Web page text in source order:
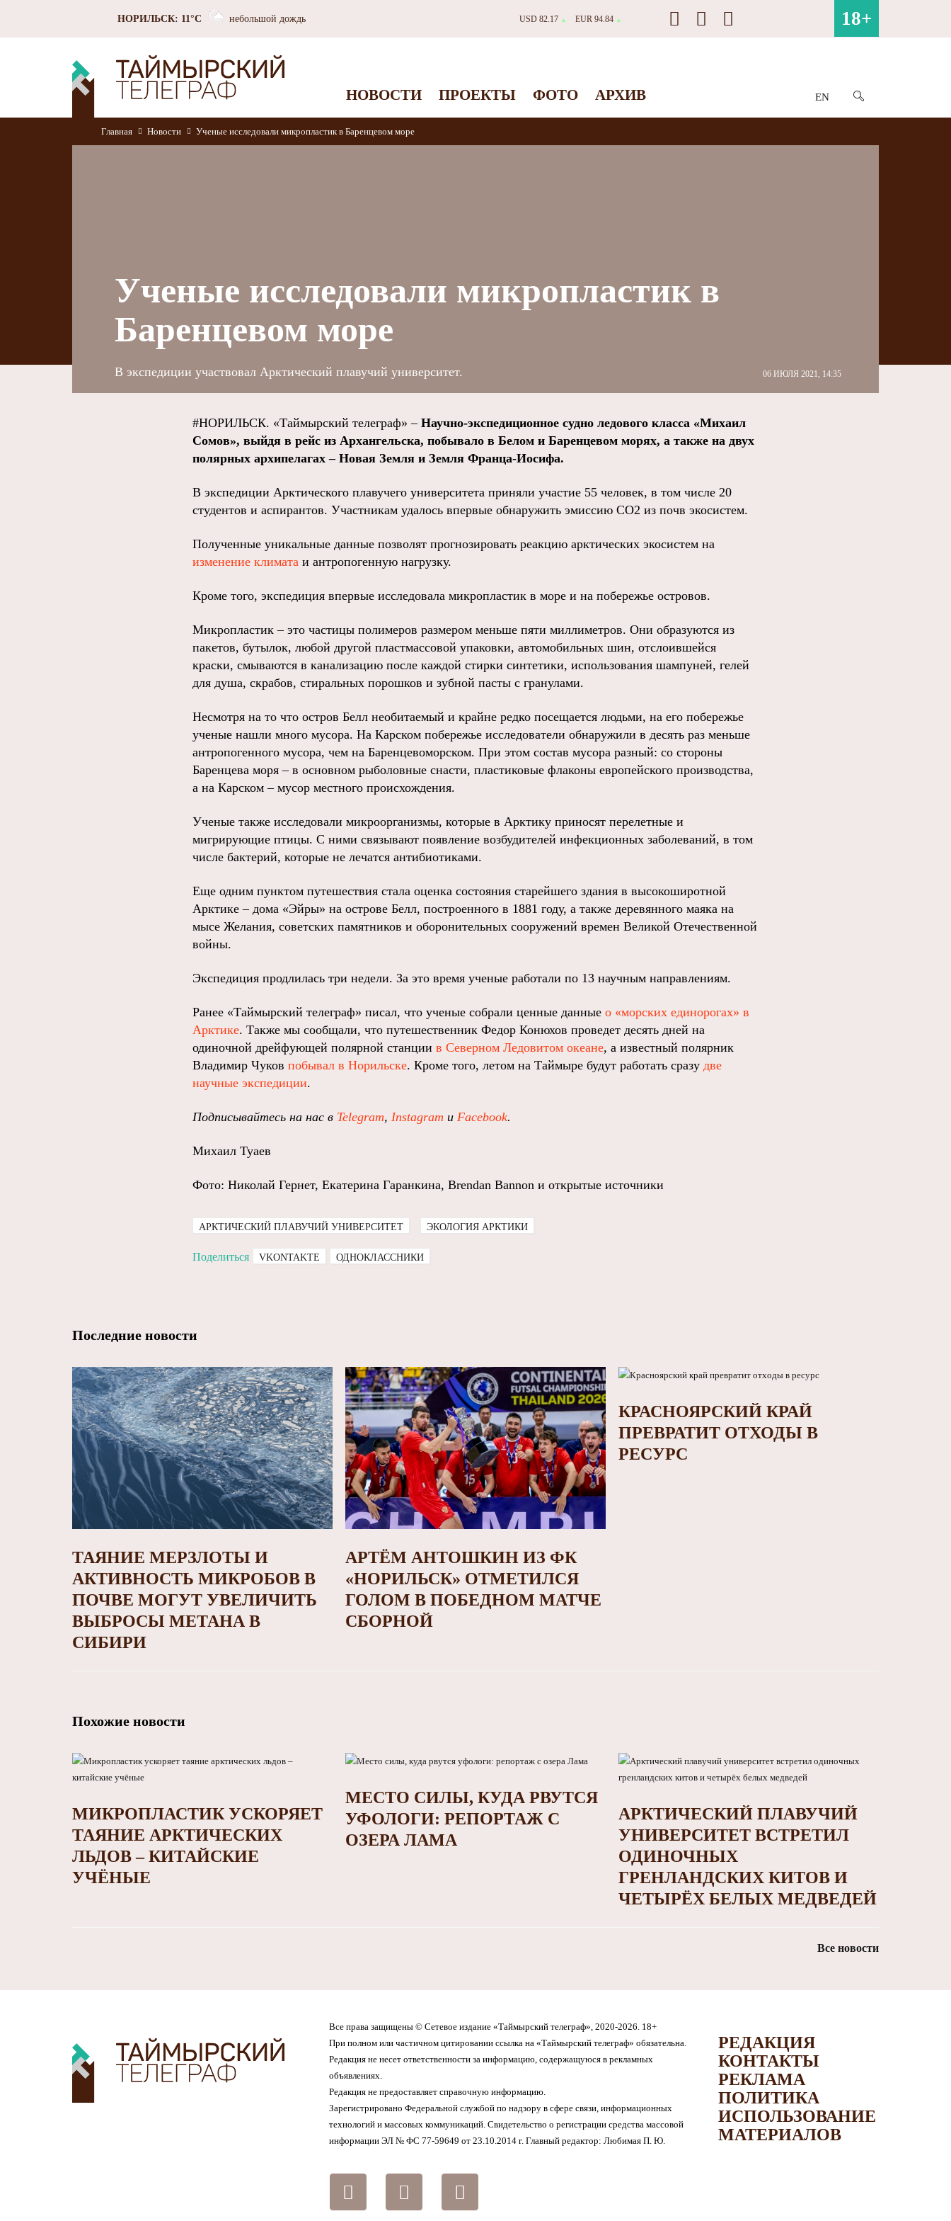
НОРИЛЬСК: 11°C небольшой дождь USD 82.17 ▲ EUR 94.84 ▲ 18+
НОВОСТИ ПРОЕКТЫ ФОТО АРХИВ EN
Главная Новости Ученые исследовали микропластик в Баренцевом море
Ученые исследовали микропластик в
Баренцевом море
06 ИЮЛЯ 2021, 14:35
В экспедиции участвовал Арктический плавучий университет.
#НОРИЛЬСК. «Таймырский телеграф» – Научно-экспедиционное судно ледового класса «Михаил
Сомов», выйдя в рейс из Архангельска, побывало в Белом и Баренцевом морях, а также на двух
полярных архипелагах – Новая Земля и Земля Франца-Иосифа.
В экспедиции Арктического плавучего университета приняли участие 55 человек, в том числе 20
студентов и аспирантов. Участникам удалось впервые обнаружить эмиссию СО2 из почв экосистем.
Полученные уникальные данные позволят прогнозировать реакцию арктических экосистем на
изменение климата и антропогенную нагрузку.
Кроме того, экспедиция впервые исследовала микропластик в море и на побережье островов.
Микропластик – это частицы полимеров размером меньше пяти миллиметров. Они образуются из
пакетов, бутылок, любой другой пластмассовой упаковки, автомобильных шин, отслоившейся
краски, смываются в канализацию после каждой стирки синтетики, использования шампуней, гелей
для душа, скрабов, стиральных порошков и зубной пасты с гранулами.
Несмотря на то что остров Белл необитаемый и крайне редко посещается людьми, на его побережье
ученые нашли много мусора. На Карском побережье исследователи обнаружили в десять раз меньше
антропогенного мусора, чем на Баренцевоморском. При этом состав мусора разный: со стороны
Баренцева моря – в основном рыболовные снасти, пластиковые флаконы европейского производства,
а на Карском – мусор местного происхождения.
Ученые также исследовали микроорганизмы, которые в Арктику приносят перелетные и
мигрирующие птицы. С ними связывают появление возбудителей инфекционных заболеваний, в том
числе бактерий, которые не лечатся антибиотиками.
Еще одним пунктом путешествия стала оценка состояния старейшего здания в высокоширотной
Арктике – дома «Эйры» на острове Белл, построенного в 1881 году, а также деревянного маяка на
мысе Желания, советских памятников и оборонительных сооружений времен Великой Отечественной
войны.
Экспедиция продлилась три недели. За это время ученые работали по 13 научным направлениям.
Ранее «Таймырский телеграф» писал, что ученые собрали ценные данные о «морских единорогах» в
Арктике. Также мы сообщали, что путешественник Федор Конюхов проведет десять дней на
одиночной дрейфующей полярной станции в Северном Ледовитом океане, а известный полярник
Владимир Чуков побывал в Норильске. Кроме того, летом на Таймыре будут работать сразу две
научные экспедиции.
Подписывайтесь на нас в Telegram, Instagram и Facebook.
Михаил Туаев
Фото: Николай Гернет, Екатерина Гаранкина, Brendan Bannon и открытые источники
АРКТИЧЕСКИЙ ПЛАВУЧИЙ УНИВЕРСИТЕТ ЭКОЛОГИЯ АРКТИКИ
Поделиться VKONTAKTE ОДНОКЛАССНИКИ
Последние новости
ТАЯНИЕ МЕРЗЛОТЫ И
АКТИВНОСТЬ МИКРОБОВ В
ПОЧВЕ МОГУТ УВЕЛИЧИТЬ
ВЫБРОСЫ МЕТАНА В
СИБИРИ
АРТЁМ АНТОШКИН ИЗ ФК
«НОРИЛЬСК» ОТМЕТИЛСЯ
ГОЛОМ В ПОБЕДНОМ МАТЧЕ
СБОРНОЙ
КРАСНОЯРСКИЙ КРАЙ
ПРЕВРАТИТ ОТХОДЫ В
РЕСУРС
Похожие новости
МИКРОПЛАСТИК УСКОРЯЕТ
ТАЯНИЕ АРКТИЧЕСКИХ
ЛЬДОВ – КИТАЙСКИЕ
УЧЁНЫЕ
МЕСТО СИЛЫ, КУДА РВУТСЯ
УФОЛОГИ: РЕПОРТАЖ С
ОЗЕРА ЛАМА
АРКТИЧЕСКИЙ ПЛАВУЧИЙ
УНИВЕРСИТЕТ ВСТРЕТИЛ
ОДИНОЧНЫХ
ГРЕНЛАНДСКИХ КИТОВ И
ЧЕТЫРЁХ БЕЛЫХ МЕДВЕДЕЙ
Все новости
Все права защищены © Сетевое издание «Таймырский телеграф», 2020-2026. 18+
При полном или частичном цитировании ссылка на «Таймырский телеграф» обязательна.
Редакция не несет ответственности за информацию, содержащуюся в рекламных
объявлениях.
Редакция не предоставляет справочную информацию.
Зарегистрировано Федеральной службой по надзору в сфере связи, информационных
технологий и массовых коммуникаций. Свидетельство о регистрации средства массовой
информации ЭЛ № ФС 77-59649 от 23.10.2014 г. Главный редактор: Любимая П. Ю.
РЕДАКЦИЯ
КОНТАКТЫ
РЕКЛАМА
ПОЛИТИКА
ИСПОЛЬЗОВАНИЕ
МАТЕРИАЛОВ